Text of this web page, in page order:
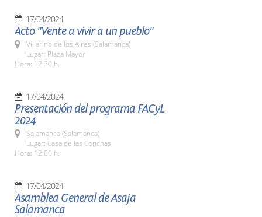
17/04/2024
Acto "Vente a vivir a un pueblo"
Villarino de los Aires (Salamanca)
Lugar: Plaza Mayor
Hora: 12:30 h.
17/04/2024
Presentación del programa FACyL
2024
Salamanca (Salamanca)
Lugar: Casa de las Conchas
Hora: 12:00 h.
17/04/2024
Asamblea General de Asaja
Salamanca